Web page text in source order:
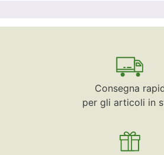
Consegna
per gli articoli in